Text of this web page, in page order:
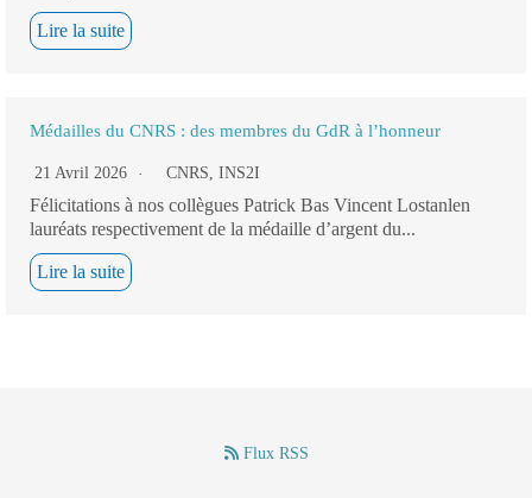
Lire la suite
Médailles du CNRS : des membres du GdR à l’honneur
21 Avril 2026 CNRS, INS2I
Félicitations à nos collègues Patrick Bas Vincent Lostanlen
lauréats respectivement de la médaille d’argent du...
Lire la suite
Flux RSS